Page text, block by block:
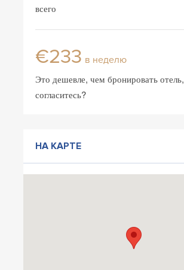
всего
€233 в неделю
Это дешевле, чем бронировать отель,
согласитесь?
НА КАРТЕ